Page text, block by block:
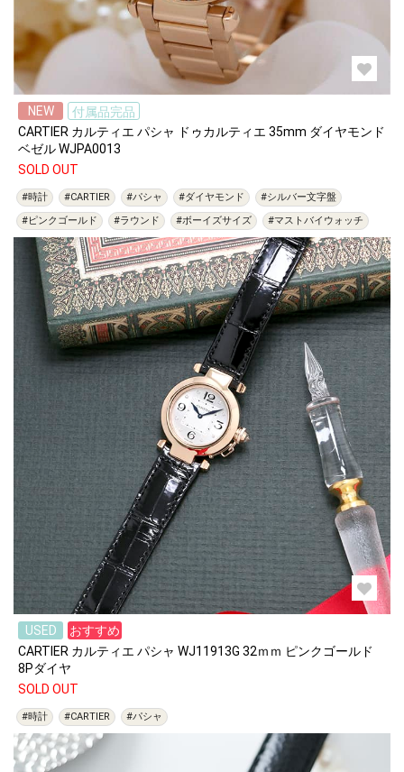
NEW
付属品完品
CARTIER カルティエ パシャ ドゥカルティエ 35mm ダイヤモンド
ベゼル WJPA0013
SOLD OUT
#時計 #CARTIER #パシャ #ダイヤモンド
#シルバー文字盤
#ピンクゴールド
#ラウンド #ボーイズサイズ #マストバイウォッチ
USED
おすすめ
CARTIER カルティエ パシャ WJ11913G 32ｍｍ ピンクゴールド
8Pダイヤ
SOLD OUT
#時計 #CARTIER #パシャ